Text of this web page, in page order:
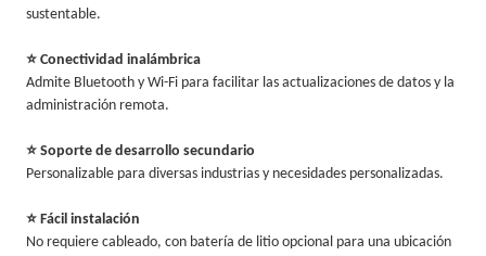
sustentable.
⭐ Conectividad inalámbrica
Admite Bluetooth y Wi-Fi para facilitar las actualizaciones de datos y la
administración remota.
⭐ Soporte de desarrollo secundario
Personalizable para diversas industrias y necesidades personalizadas.
⭐ Fácil instalación
No requiere cableado, con batería de litio opcional para una ubicación